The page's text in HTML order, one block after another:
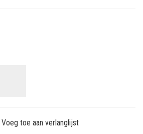
Voeg toe aan verlanglijst